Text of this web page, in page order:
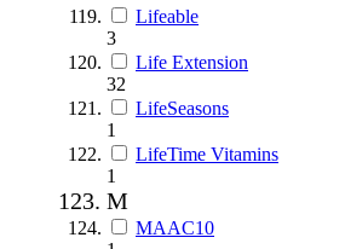
Lifeable
3
Life Extension
32
LifeSeasons
1
LifeTime Vitamins
1
M
MAAC10